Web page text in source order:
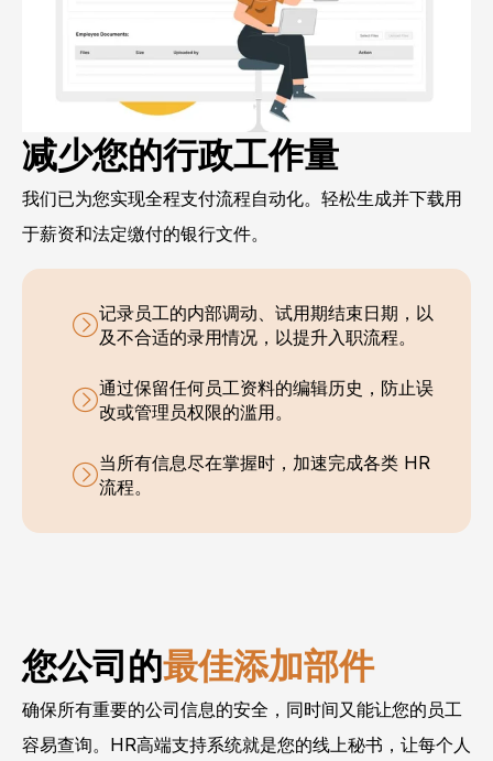
减少您的行政工作量
我们已为您实现全程支付流程自动化。轻松生成并下载用
于薪资和法定缴付的银行文件。
记录员工的内部调动、试用期结束日期，以
及不合适的录用情况，以提升入职流程。
通过保留任何员工资料的编辑历史，防止误
改或管理员权限的滥用。
当所有信息尽在掌握时，加速完成各类 HR
流程。
您公司的最佳添加部件
确保所有重要的公司信息的安全，同时间又能让您的员工
容易查询。HR高端支持系统就是您的线上秘书，让每个人